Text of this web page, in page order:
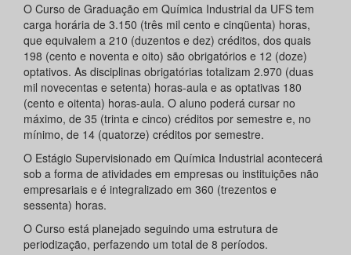
O Curso de Graduação em Química Industrial da UFS tem
carga horária de 3.150 (três mil cento e cinqüenta) horas,
que equivalem a 210 (duzentos e dez) créditos, dos quais
198 (cento e noventa e oito) são obrigatórios e 12 (doze)
optativos. As disciplinas obrigatórias totalizam 2.970 (duas
mil novecentas e setenta) horas-aula e as optativas 180
(cento e oitenta) horas-aula. O aluno poderá cursar no
máximo, de 35 (trinta e cinco) créditos por semestre e, no
mínimo, de 14 (quatorze) créditos por semestre.
O Estágio Supervisionado em Química Industrial acontecerá
sob a forma de atividades em empresas ou instituições não
empresariais e é integralizado em 360 (trezentos e
sessenta) horas.
O Curso está planejado seguindo uma estrutura de
periodização, perfazendo um total de 8 períodos.